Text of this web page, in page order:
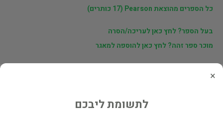
כל הספרים מהוצאת Pearson (17 כותרים)
בעל הספר? לחץ כאן לעריכה/הסרה
מוכר ספר זהה? לחץ כאן להוספה למאגר
PROLOG Programming for Artificial
×
לתשומת ליבכם